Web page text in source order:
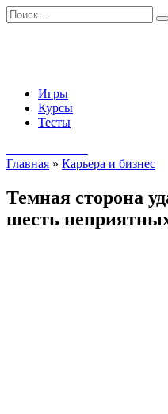
Перейти
к
Search
for:
Игры
Курсы
Тесты
Главная » Карьера и бизнес
Темная сторона
шесть